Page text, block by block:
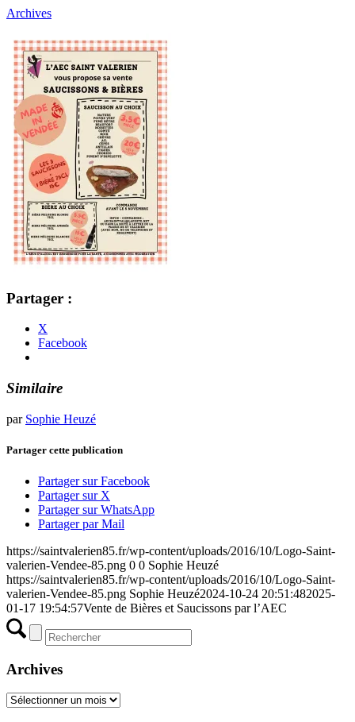
Archives
Partager :
X
Facebook
Similaire
par Sophie Heuzé
Partager cette publication
Partager sur Facebook
Partager sur X
Partager sur WhatsApp
Partager par Mail
https://saintvalerien85.fr/wp-content/uploads/2016/10/Logo-Saint-
valerien-Vendee-85.png 0 0 Sophie Heuzé
https://saintvalerien85.fr/wp-content/uploads/2016/10/Logo-Saint-
valerien-Vendee-85.png Sophie Heuzé2024-10-24 20:51:482025-
01-17 19:54:57Vente de Bières et Saucissons par l’AEC
Archives
Archives